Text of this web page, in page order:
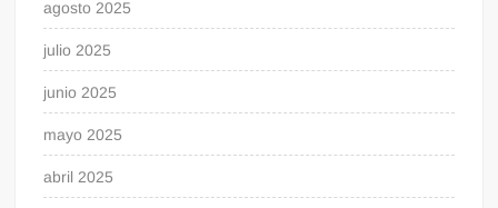
agosto 2025
julio 2025
junio 2025
mayo 2025
abril 2025